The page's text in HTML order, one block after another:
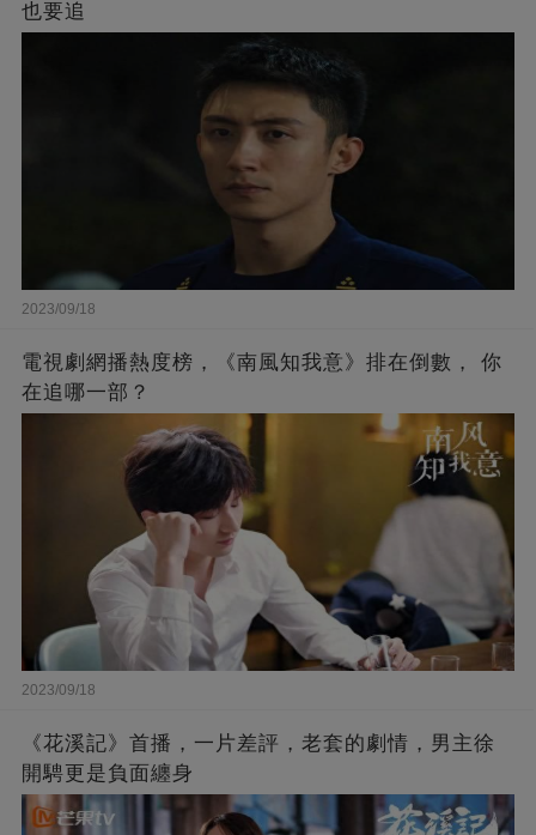
也要追
2023/09/18
電視劇網播熱度榜，《南風知我意》排在倒數， 你
在追哪一部？
2023/09/18
《花溪記》首播，一片差評，老套的劇情，男主徐
開騁更是負面纏身